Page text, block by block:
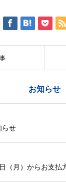
お知らせ
らせ
（月）からお支払